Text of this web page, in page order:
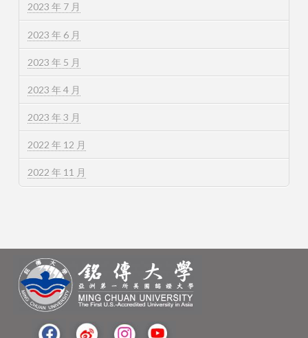
2023 年 7 月
2023 年 6 月
2023 年 5 月
2023 年 4 月
2023 年 3 月
2022 年 12 月
2022 年 11 月